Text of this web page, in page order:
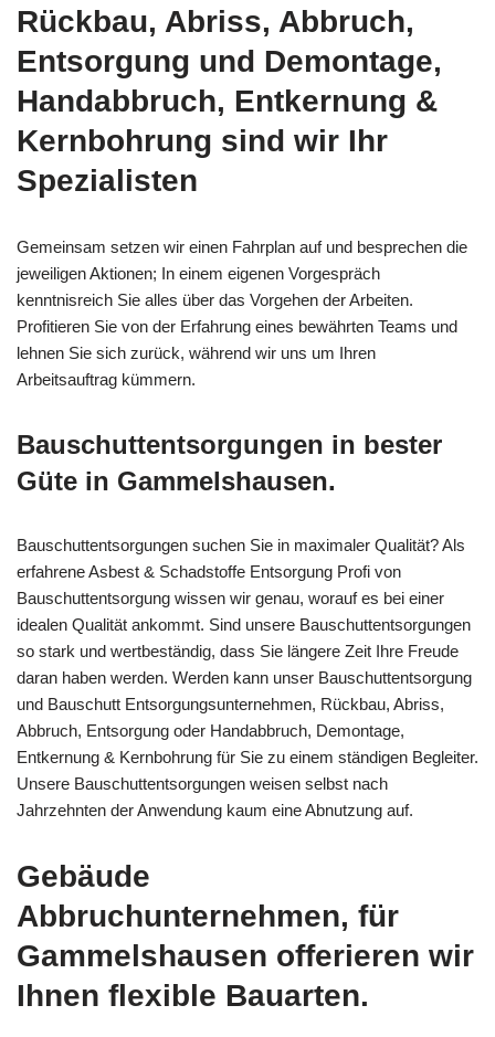
Rückbau, Abriss, Abbruch,
Entsorgung und Demontage,
Handabbruch, Entkernung &
Kernbohrung sind wir Ihr
Spezialisten
Gemeinsam setzen wir einen Fahrplan auf und besprechen die
jeweiligen Aktionen; In einem eigenen Vorgespräch
kenntnisreich Sie alles über das Vorgehen der Arbeiten.
Profitieren Sie von der Erfahrung eines bewährten Teams und
lehnen Sie sich zurück, während wir uns um Ihren
Arbeitsauftrag kümmern.
Bauschuttentsorgungen in bester
Güte in Gammelshausen.
Bauschuttentsorgungen suchen Sie in maximaler Qualität? Als
erfahrene Asbest & Schadstoffe Entsorgung Profi von
Bauschuttentsorgung wissen wir genau, worauf es bei einer
idealen Qualität ankommt. Sind unsere Bauschuttentsorgungen
so stark und wertbeständig, dass Sie längere Zeit Ihre Freude
daran haben werden. Werden kann unser Bauschuttentsorgung
und Bauschutt Entsorgungsunternehmen, Rückbau, Abriss,
Abbruch, Entsorgung oder Handabbruch, Demontage,
Entkernung & Kernbohrung für Sie zu einem ständigen Begleiter.
Unsere Bauschuttentsorgungen weisen selbst nach
Jahrzehnten der Anwendung kaum eine Abnutzung auf.
Gebäude
Abbruchunternehmen, für
Gammelshausen offerieren wir
Ihnen flexible Bauarten.